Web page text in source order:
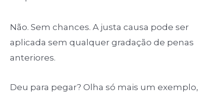
Não. Sem chances. A justa causa pode ser
aplicada sem qualquer gradação de penas
anteriores.
Deu para pegar? Olha só mais um exemplo,